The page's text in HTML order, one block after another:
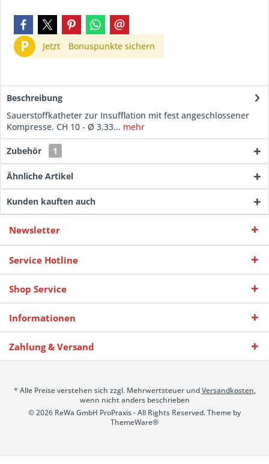
P Jetzt Bonuspunkte sichern
Beschreibung
Sauerstoffkatheter zur Insufflation mit fest angeschlossener
Kompresse. CH 10 - Ø 3,33... mehr
Zubehör 1
Ähnliche Artikel
Kunden kauften auch
Newsletter
Service Hotline
Shop Service
Informationen
Zahlung & Versand
* Alle Preise verstehen sich zzgl. Mehrwertsteuer undVersandkosten,
wenn nicht anders beschrieben
© 2026 ReWa GmbH ProPraxis - All Rights Reserved. Theme by
ThemeWare®